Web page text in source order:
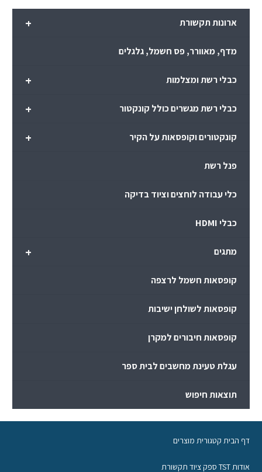
+ ארונות תקשורת
מדף, מאוורר, פס חשמל, גלגלים
+ כבלי רשת ומצלמות
+ כבלי רשת מגשרים כולל קונקטור
+ קונקטורים וקופסאות על הקיר
פנל רשת
כלי עבודה לוחצים וציוד בדיקה
כבלי HDMI
+ מתגים
קופסאות חשמל לרצפה
קופסאות לשולחן ישיבות
קופסאות חיבורים למקרן
עגלת טעינת מחשבים לבית ספר
תוצאות חיפוש
דף הבית קטגורית מוצרים
אודות TST ספק ציוד תקשורת